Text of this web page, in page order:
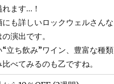
ます…！
にも詳しいロックウェルさんな
演出です。
“立ち飲み”ワイン、豊富な種類
比べてみるのも乙ですね。